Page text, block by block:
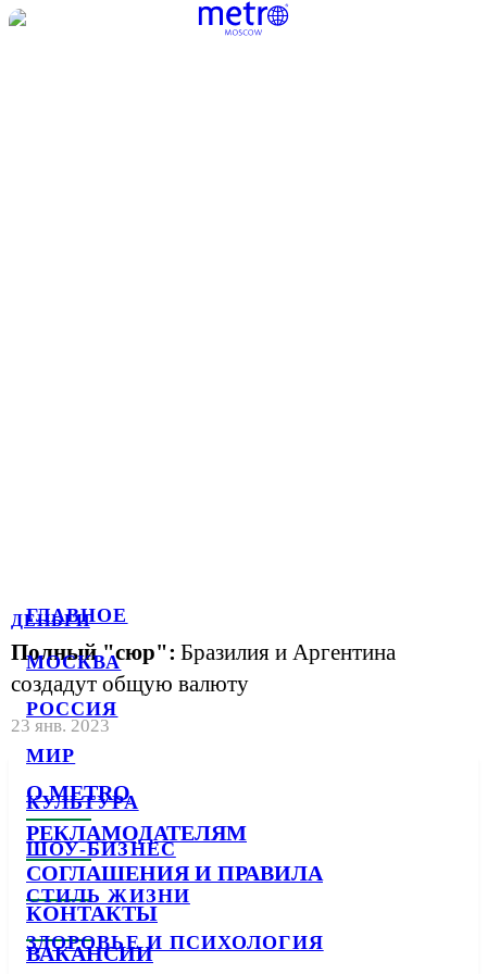
ГЛАВНОЕ
МОСКВА
РОССИЯ
МИР
КУЛЬТУРА
ШОУ-БИЗНЕС
СТИЛЬ ЖИЗНИ
ЗДОРОВЬЕ И ПСИХОЛОГИЯ
ДЕНЬГИ
Полный "сюр": Бразилия и Аргентина
создадут общую валюту
23 янв. 2023
О METRO
РЕКЛАМОДАТЕЛЯМ
СОГЛАШЕНИЯ И ПРАВИЛА
КОНТАКТЫ
ВАКАНСИИ